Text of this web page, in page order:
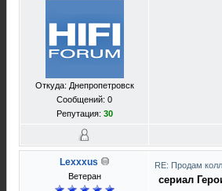
Откуда: Днепропетровск
Сообщений: 0
Репутация: 30
Lexxxus
Ветеран
RE: Продам
сериал